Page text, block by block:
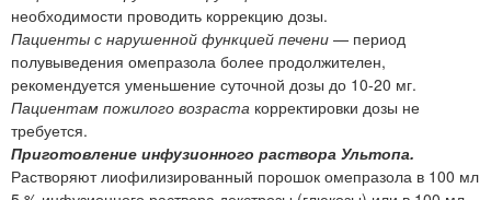
необходимости проводить коррекцию дозы.
Пациенты с нарушенной функцией печени — период
полувыведения омепразола более продолжителен,
рекомендуется уменьшение суточной дозы до 10-20 мг.
Пациентам пожилого возраста корректировки дозы не
требуется.
Приготовление инфузионного раствора Ультопа.
Растворяют лиофилизированный порошок омепразола в 100 мл